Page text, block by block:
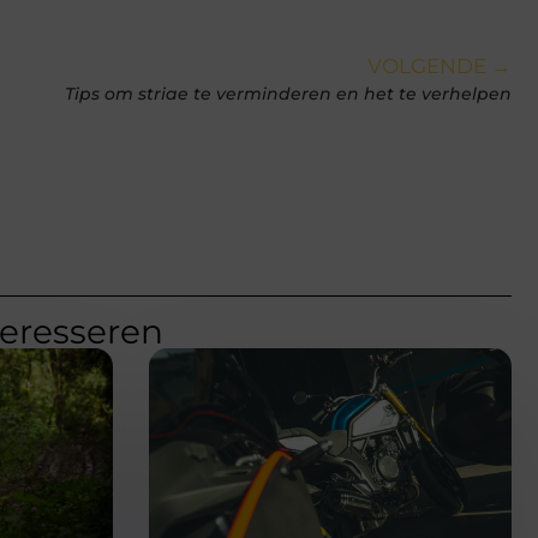
VOLGENDE →
Tips om striae te verminderen en het te verhelpen